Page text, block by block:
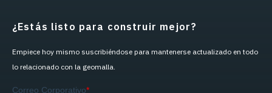
¿Estás listo para construir mejor?
Empiece hoy mismo suscribiéndose para mantenerse actualizado en todo
lo relacionado con la geomalla.